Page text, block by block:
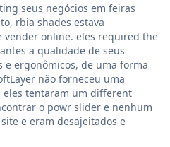
seus negócios em feiras
rbia shades estava
vender online. eles required the
a qualidade de seus
e ergonômicos, de uma forma
não forneceu uma
eles tentaram um different
o powr slider e nenhum
e eram desajeitados e